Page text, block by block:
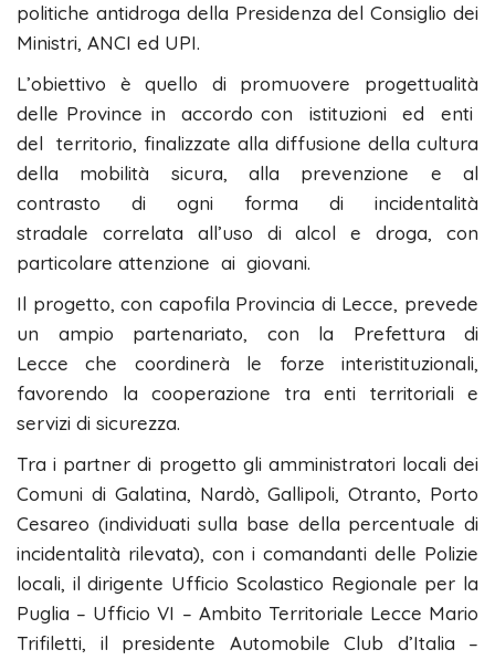
politiche antidroga della Presidenza del Consiglio dei
Ministri, ANCI ed UPI.
L’obiettivo è quello di promuovere progettualità
delle Province in accordo con istituzioni ed enti
del territorio, finalizzate alla diffusione della cultura
della mobilità sicura, alla prevenzione e al
contrasto di ogni forma di incidentalità
stradale correlata all’uso di alcol e droga, con
particolare attenzione ai giovani.
Il progetto, con capofila Provincia di Lecce, prevede
un ampio partenariato, con la Prefettura di
Lecce che coordinerà le forze interistituzionali,
favorendo la cooperazione tra enti territoriali e
servizi di sicurezza.
Tra i partner di progetto gli amministratori locali dei
Comuni di Galatina, Nardò, Gallipoli, Otranto, Porto
Cesareo (individuati sulla base della percentuale di
incidentalità rilevata), con i comandanti delle Polizie
locali, il dirigente Ufficio Scolastico Regionale per la
Puglia – Ufficio VI – Ambito Territoriale Lecce Mario
Trifiletti, il presidente Automobile Club d’Italia –